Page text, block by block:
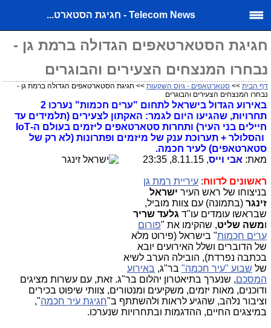
Telecom News - חגיגת הסטארט...
חגיגת הסטארטאפים הגדולה ברמת גן -
נבחרו המנצחים הצעירים והבוגרים
דף הבית >> סטארטאפים - גיוס השקעות >> חגיגת הסטארטאפים הגדולה ברמת גן -
נבחרו המנצחים הצעירים והבוגרים
באירוע הגדול בישראל לתחום "ערים חכמות" נערכו 2
תחרויות, שהגיעו היום לגמר: האקתון לצעירים (תלמידים עד
חיילים בני העיר) ותחרות סטארטאפים ליזמים בעולם ה-IoT
והסלולר + תערוכת ענק של מיזמים ופתרונות (לא רק של
סטארטאפים) לעיר חכמה.
מאת: אבי וייס, 8.11.15, 23:35
ראשונים לדווח: עיריית רמת גן
בניצוחו של ראש העיר ישראל
זינגר (בתמונה) עם צוות מוביל,
שבראשו עומדים עו"ד גלעד שריר
ומשה שליט, שהקימו את "פורום
ערים חכמות" בישראל (פירוט מלא
של הדוברים ושלל האירועים יובא
בכתבה נפרדת), הובילה הערב לשיא
של שבוע "עיר חכמה" בר"ג, באירוע
המסכם, שנערך בתיאטרון יהלום בר"ג. זאת, עם עשרות מציגים
ודוכנים, מאות יזמים, משקיעים ומנטורים, צוותי שיפוט בכירים
וציבור נלהב, שהגיע לראות ולהשתתף ב"חגיגת עיר חכמה",
במיצגים החיים, ההדגמות ובתחרויות שנערכו.